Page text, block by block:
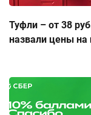
Туфли – от 38
назвали цены